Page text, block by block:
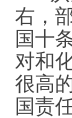
右，
国十
对和
很高
国责